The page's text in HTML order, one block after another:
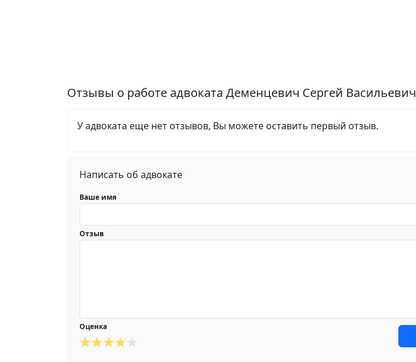
Отзывы о работе адвоката Деменцевич Сергей Васильевич
У адвоката еще нет отзывов, Вы можете оставить первый отзыв.
Написать об адвокате
Ваше имя
Отзыв
Оценка